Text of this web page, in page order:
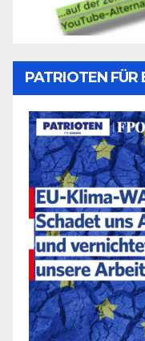
PATRIOTEN FÜR